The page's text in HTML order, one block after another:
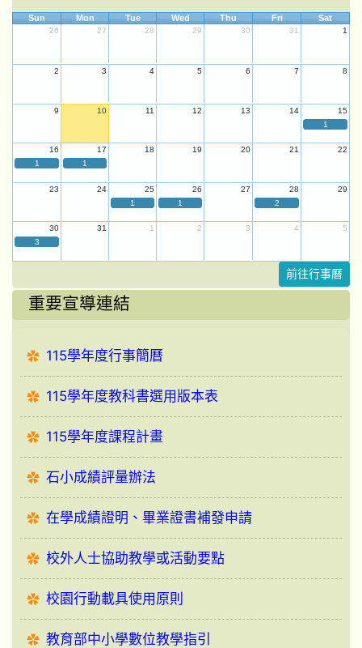
Sun Mon Tue Wed Thu Fri Sat
26 27 28 29 30 31 1
2 3 4 5 6 7 8
9 10 11 12 13 14
15
1
16 17 18 19 20 21
22
1
1
23 24 25 26 27 28
29
1
1 2
30 31 1 2 3 4
5
3
前往行事曆
重要宣導連結
115學年度行事簡曆
115學年度教科書選用版本表
115學年度課程計畫
石小成績評量辦法
在學成績證明、畢業證書補發申請
校外人士協助教學或活動要點
校園行動載具使用原則
教育部中小學數位教學指引